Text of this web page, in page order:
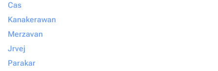
Cas
Kanakerawan
Merzavan
Jrvej
Parakar